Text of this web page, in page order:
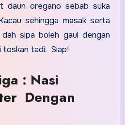
daun oregano sebab suka
sehingga masak serta
sipa boleh gaul dengan
toskan tadi. Siap!
: Nasi
Dengan